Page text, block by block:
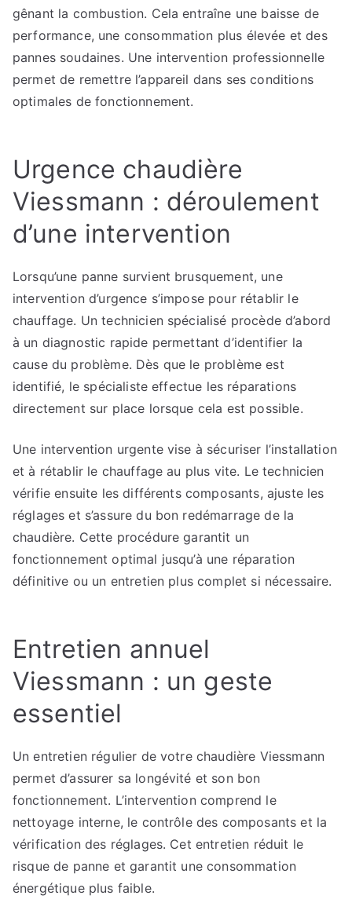
gênant la combustion. Cela entraîne une baisse de
performance, une consommation plus élevée et des
pannes soudaines. Une intervention professionnelle
permet de remettre l’appareil dans ses conditions
optimales de fonctionnement.
Urgence chaudière
Viessmann : déroulement
d’une intervention
Lorsqu’une panne survient brusquement, une
intervention d’urgence s’impose pour rétablir le
chauffage. Un technicien spécialisé procède d’abord
à un diagnostic rapide permettant d’identifier la
cause du problème. Dès que le problème est
identifié, le spécialiste effectue les réparations
directement sur place lorsque cela est possible.
Une intervention urgente vise à sécuriser l’installation
et à rétablir le chauffage au plus vite. Le technicien
vérifie ensuite les différents composants, ajuste les
réglages et s’assure du bon redémarrage de la
chaudière. Cette procédure garantit un
fonctionnement optimal jusqu’à une réparation
définitive ou un entretien plus complet si nécessaire.
Entretien annuel
Viessmann : un geste
essentiel
Un entretien régulier de votre chaudière Viessmann
permet d’assurer sa longévité et son bon
fonctionnement. L’intervention comprend le
nettoyage interne, le contrôle des composants et la
vérification des réglages. Cet entretien réduit le
risque de panne et garantit une consommation
énergétique plus faible.